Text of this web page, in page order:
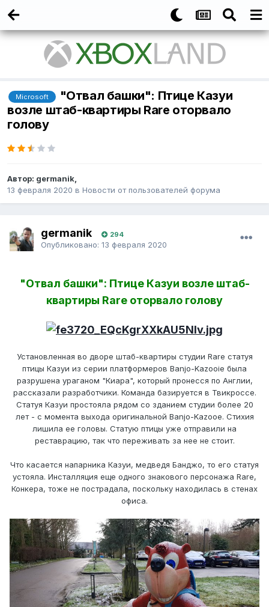
Microsoft
"Отвал башки": Птице Казуи
возле штаб-квартиры Rare оторвало
голову
Автор: germanik,
13 февраля 2020 в Новости от пользователей форума
germanik 294
Опубликовано: 13 февраля 2020
"Отвал башки": Птице Казуи возле штаб-
квартиры Rare оторвало голову
Установленная во дворе штаб-квартиры студии Rare статуя
птицы Казуи из серии платформеров Banjo-Kazooie была
разрушена ураганом "Киара", который пронесся по Англии,
рассказали разработчики. Команда базируется в Твикроссе.
Статуя Казуи простояла рядом со зданием студии более 20
лет - с момента выхода оригинальной Banjo-Kazooe. Стихия
лишила ее головы. Статую птицы уже отправили на
реставрацию, так что переживать за нее не стоит.
Что касается напарника Казуи, медведя Банджо, то его статуя
устояла. Инсталляция еще одного знакового персонажа Rare,
Конкера, тоже не пострадала, поскольку находилась в стенах
офиса.